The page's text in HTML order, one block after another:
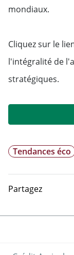
mondiaux.
Cliquez sur le
l'intégralité de
stratégiques.
Tendances éco
Partagez